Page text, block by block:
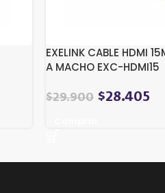
EXELINK CABLE HDMI
A MACHO EXC-HDMI15
$29.900 $28.405